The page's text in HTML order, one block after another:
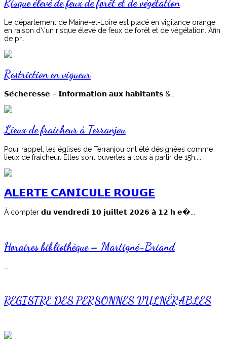
Risque élevé de feux de forêt et de végétation
Le département de Maine-et-Loire est placé en vigilance orange
en raison d\'un risque élevé de feux de forêt et de végétation. Afin
de pr...
Restriction en vigueur
𝗦𝗲́𝗰𝗵𝗲𝗿𝗲𝘀𝘀𝗲 – 𝗜𝗻𝗳𝗼𝗿𝗺𝗮𝘁𝗶𝗼𝗻 𝗮𝘂𝘅 𝗵𝗮𝗯𝗶𝘁𝗮𝗻𝘁𝘀 &...
Lieux de fraicheur à Terranjou
Pour rappel, les églises de Terranjou ont été désignées comme
lieux de fraicheur. Elles sont ouvertes à tous à partir de 15h....
𝗔𝗟𝗘𝗥𝗧𝗘 𝗖𝗔𝗡𝗜𝗖𝗨𝗟𝗘 𝗥𝗢𝗨𝗚𝗘
À compter 𝗱𝘂 𝘃𝗲𝗻𝗱𝗿𝗲𝗱𝗶 𝟭𝟬 𝗷𝘂𝗶𝗹𝗹𝗲𝘁 𝟮𝟬𝟮𝟲 𝗮̀ 𝟭𝟮 𝗵 𝗲�...
Horaires bibliothèque – Martigné-Briand
...
REGISTRE DES PERSONNES VULNÉRABLES